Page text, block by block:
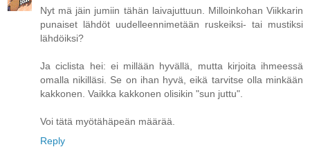
Nyt mä jäin jumiin tähän laivajuttuun. Milloinkohan Viikkarin
punaiset lähdöt uudelleennimetään ruskeiksi- tai mustiksi
lähdöiksi?
Ja ciclista hei: ei millään hyvällä, mutta kirjoita ihmeessä
omalla nikilläsi. Se on ihan hyvä, eikä tarvitse olla minkään
kakkonen. Vaikka kakkonen olisikin "sun juttu".
Voi tätä myötähäpeän määrää.
Reply